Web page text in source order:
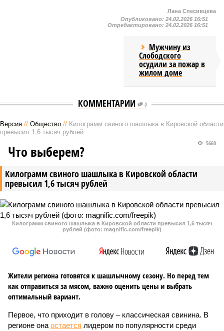
Лана Спесивцева
Опубликовано: 24.02.2026 16:51
Отредактировано: 24.02.2026 16:51
Мужчину из
Слободского
осудили за пожар в
жилом доме
КОММЕНТАРИИ 0
Версия // Общество // Килограмм свиного шашлыка в Кировской области
превысил 1,6 тысяч рублей
Килограмм свиного шашлыка в Кировской области
превысил 1,6 тысяч рублей
5660
Что выберем?
Килограмм свиного шашлыка в Кировской области превысил 1,6 тысяч
рублей (фото: magnific.com/freepik)
Жители региона готовятся к шашлычному сезону. Но перед тем
как отправиться за мясом, важно оценить цены и выбрать
оптимальный вариант.
Первое, что приходит в голову – классическая свинина. В
регионе она остается лидером по популярности среди